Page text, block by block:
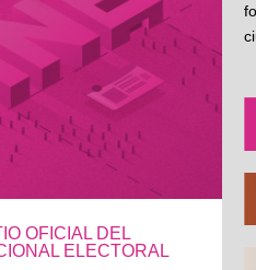
OFICIAL DEL
ELECTORAL